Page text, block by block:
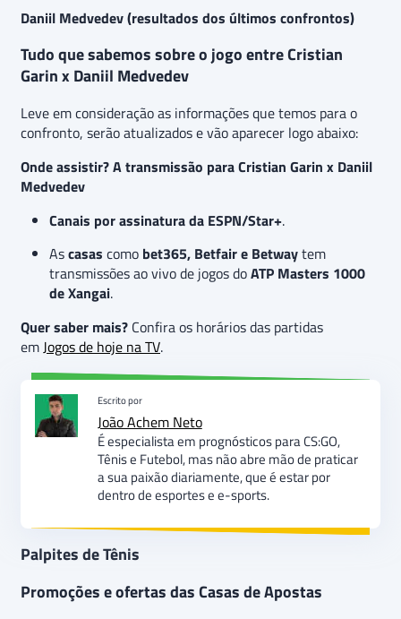
Daniil Medvedev (resultados dos últimos confrontos)
Tudo que sabemos sobre o jogo entre Cristian
Garin x Daniil Medvedev
Leve em consideração as informações que temos para o
confronto, serão atualizados e vão aparecer logo abaixo:
Onde assistir? A transmissão para Cristian Garin x Daniil
Medvedev
Canais por assinatura da ESPN/Star+.
Ascasas como bet365, Betfair e Betwaytem
transmissões ao vivo de jogos doATP Masters 1000
de Xangai.
Quer saber mais? Confira os horários das partidas
emJogos de hoje na TV.
Escrito por
João Achem Neto
É especialista em prognósticos para CS:GO,
Tênis e Futebol, mas não abre mão de praticar
a sua paixão diariamente, que é estar por
dentro de esportes e e-sports.
Palpites de Tênis
Promoções e ofertas das Casas de Apostas